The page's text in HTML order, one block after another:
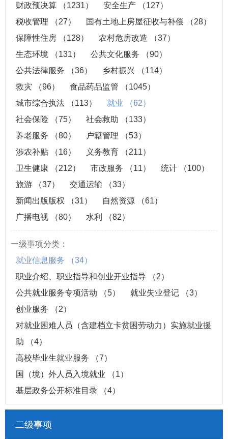
财政预决算
（1231） 安全生产
（127）
税收管理
（27） 国有土地上房屋征收与补偿
（28）
保障性住房
（128） 农村危房改造
（37）
生态环境
（131） 公共文化服务
（90）
公共法律服务
（36） 乡村振兴
（114）
救灾
（96） 食品药品监管
（1045）
城市综合执法
（113） 就业
（62）
社会保险
（75） 社会救助
（133）
养老服务
（80） 户籍管理
（53）
涉农补贴
（16） 义务教育
（211）
卫生健康
（212） 市政服务 （11） 统计
（100）
旅游
（37） 交通运输
（33）
新闻出版版权
（31） 自然资源
（61）
广播电视
（80） 水利 （82）
一级事项分类：
就业信息服务
（34）
职业介绍、职业指导和创业开业指导
（2）
公共就业服务专项活动
（5） 就业失业登记
（3）
创业服务
（2）
对就业困难人员（含建档立卡贫困劳动力）实施就业援
助
（4）
高校毕业生就业服务
（7）
国（境）外人员入境就业
（1）
基层政务公开标准目录
（4）
二级事项